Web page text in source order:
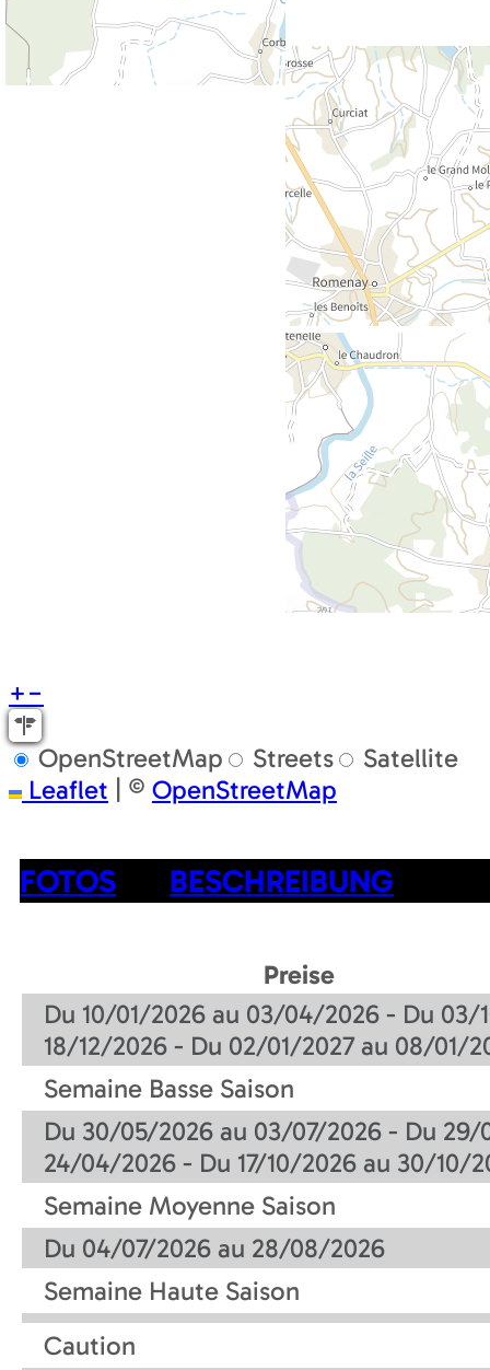
+−
OpenStreetMap Streets
Satellite
Leaflet | © OpenStreetMap
FOTOS BESCHREIBUNG
Preise
Du 10/01/2026 au 03/04/2026 - Du 03/
18/12/2026 - Du 02/01/2027 au 08/01/
Semaine Basse Saison
Du 30/05/2026 au 03/07/2026 - Du
24/04/2026 - Du 17/10/2026 au 30/10/
Semaine Moyenne Saison
Du 04/07/2026 au 28/08/2026
Semaine Haute Saison
Caution